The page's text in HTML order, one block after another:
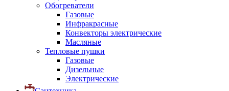
Обогреватели
Газовые
Инфракрасные
Конвекторы электрические
Масляные
Тепловые пушки
Газовые
Дизельные
Электрические